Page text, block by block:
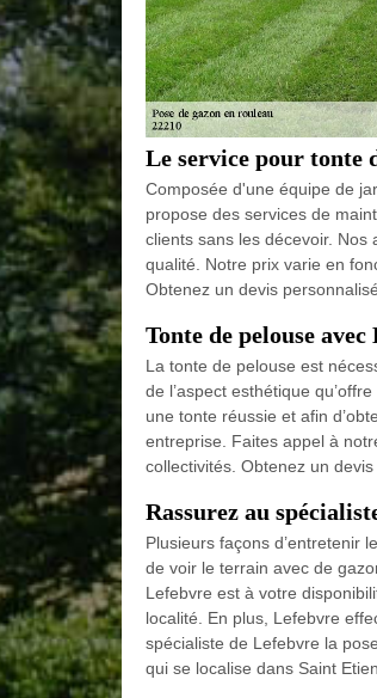
Le service pour tonte
Composée d'une équipe de
propose des services de
clients sans les décevoir. Nos
qualité. Notre prix varie en
Obtenez un devis
Tonte de pelouse
La tonte de pelouse est
de l’aspect esthétique
une tonte réussie et afin
entreprise. Faites appel à
collectivités. Obtenez un
Rassurez au
Plusieurs façons d’entretenir
de voir le terrain avec de
Lefebvre est à votre
localité. En plus, Lefebvre
spécialiste de Lefebvre la
qui se localise dans Saint